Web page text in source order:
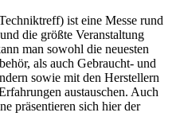
ist eine Messe rund
die größte Veranstaltung
man sowohl die neuesten
als auch Gebraucht- und
sowie mit den Herstellern
austauschen. Auch
präsentieren sich hier der